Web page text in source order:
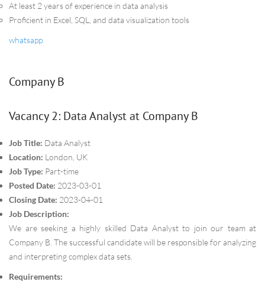
At least 2 years of experience in data analysis
Proficient in Excel, SQL, and data visualization tools
whatsapp
Company B
Vacancy 2: Data Analyst at Company B
Job Title: Data Analyst
Location: London, UK
Job Type: Part-time
Posted Date: 2023-03-01
Closing Date: 2023-04-01
Job Description:
We are seeking a highly skilled Data Analyst to join our team at
Company B. The successful candidate will be responsible for analyzing
and interpreting complex data sets.
Requirements: